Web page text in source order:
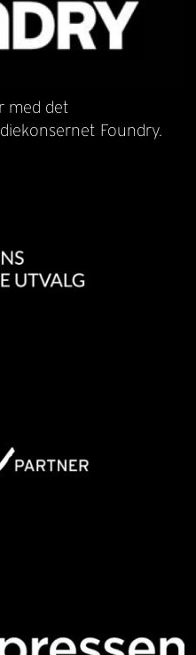
med det
Foundry.